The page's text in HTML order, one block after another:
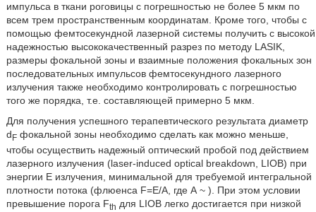
импульса в ткани роговицы с погрешностью не более 5 мкм по
всем трем пространственным координатам. Кроме того, чтобы с
помощью фемтосекундной лазерной системы получить с высокой
надежностью высококачественный разрез по методу LASIK,
размеры фокальной зоны и взаимные положения фокальных зон
последовательных импульсов фемтосекундного лазерного
излучения также необходимо контролировать с погрешностью
того же порядка, т.е. составляющей примерно 5 мкм.
Для получения успешного терапевтического результата диаметр
d Fфокальной зоны необходимо сделать как можно меньше,
чтобы осуществить надежный оптический пробой под действием
лазерного излучения (laser-induced optical breakdown, LIOB) при
энергии Ε излучения, минимальной для требуемой интегральной
плотности потока (флюенса F=Е/А, где А ~ ). При этом условии
превышение порога Fth для LIOB легко достигается при низкой